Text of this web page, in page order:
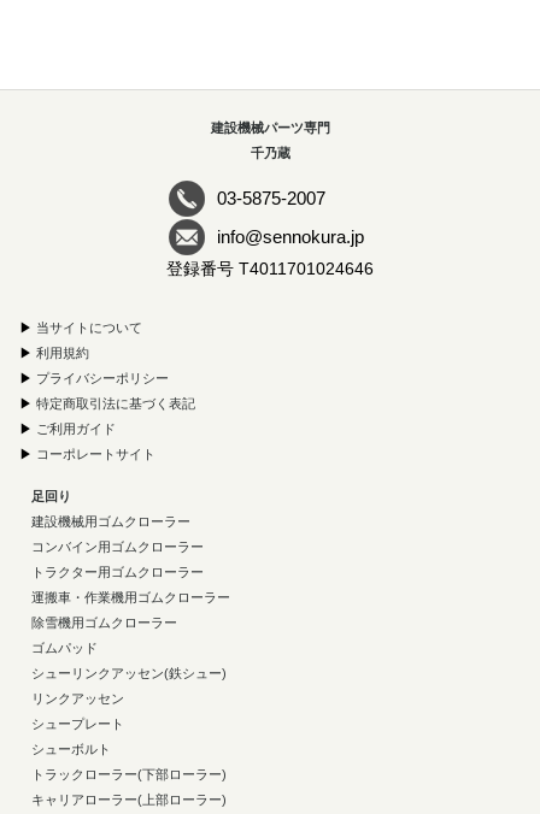
建設機械パーツ専門
千乃蔵
03-5875-2007
info@sennokura.jp
登録番号 T4011701024646
▶ 当サイトについて
▶ 利用規約
▶ プライバシーポリシー
▶ 特定商取引法に基づく表記
▶ ご利用ガイド
▶ コーポレートサイト
足回り
建設機械用ゴムクローラー
コンバイン用ゴムクローラー
トラクター用ゴムクローラー
運搬車・作業機用ゴムクローラー
除雪機用ゴムクローラー
ゴムパッド
シューリンクアッセン(鉄シュー)
リンクアッセン
シュープレート
シューボルト
トラックローラー(下部ローラー)
キャリアローラー(上部ローラー)